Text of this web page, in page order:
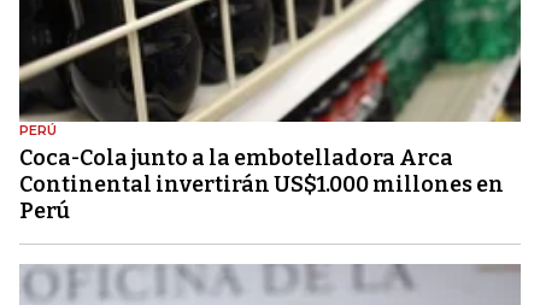
PERÚ
Coca-Cola junto a la embotelladora Arca
Continental invertirán US$1.000 millones en
Perú